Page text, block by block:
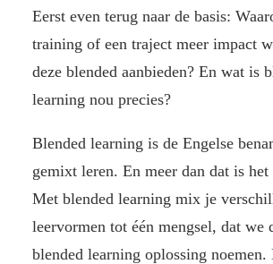
Eerst even terug naar de basis:
training of een traject meer impact
deze blended aanbieden? En wat is
learning nou precies?
Blended learning is de Engelse
gemixt leren. En meer dan dat is
Met blended learning mix je
leervormen tot één mengsel, dat we
blended learning oplossing